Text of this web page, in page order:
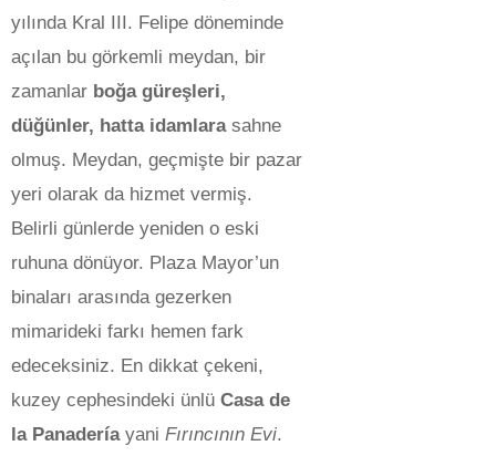
yılında Kral III. Felipe döneminde
açılan bu görkemli meydan, bir
zamanlar boğa güreşleri,
düğünler, hatta idamlarasahne
olmuş. Meydan, geçmişte bir pazar
yeri olarak da hizmet vermiş.
Belirli günlerde yeniden o eski
ruhuna dönüyor. Plaza Mayor’un
binaları arasında gezerken
mimarideki farkı hemen fark
edeceksiniz. En dikkat çekeni,
kuzey cephesindeki ünlü Casa de
la Panaderíayani Fırıncının Evi.